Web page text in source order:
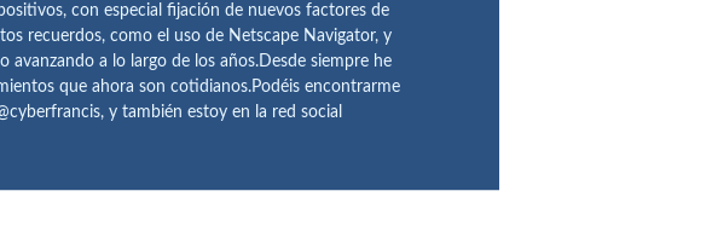
con especial fijación de nuevos factores de
recuerdos, como el uso de Netscape Navigator, y
a lo largo de los años.Desde siempre he
que ahora son cotidianos.Podéis encontrarme
y también estoy en la red social